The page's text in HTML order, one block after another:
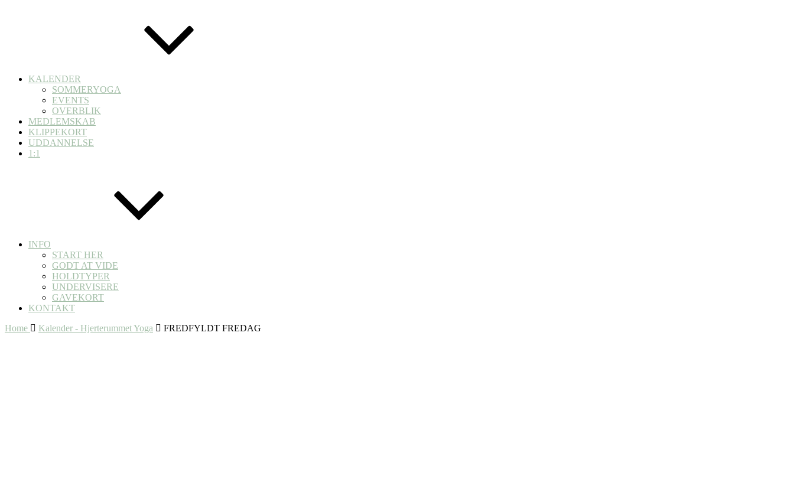
KALENDER
SOMMERYOGA
EVENTS
OVERBLIK
MEDLEMSKAB
KLIPPEKORT
UDDANNELSE
1:1
INFO
START HER
GODT AT VIDE
HOLDTYPER
UNDERVISERE
GAVEKORT
KONTAKT
Home
Kalender - Hjerterummet Yoga FREDFYLDT FREDAG